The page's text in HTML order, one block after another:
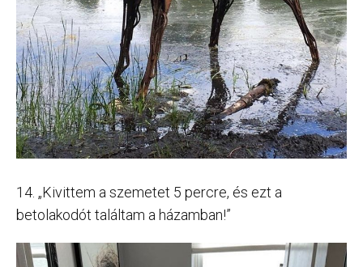
14. „Kivittem a szemetet 5 percre, és ezt a
betolakodót találtam a házamban!”